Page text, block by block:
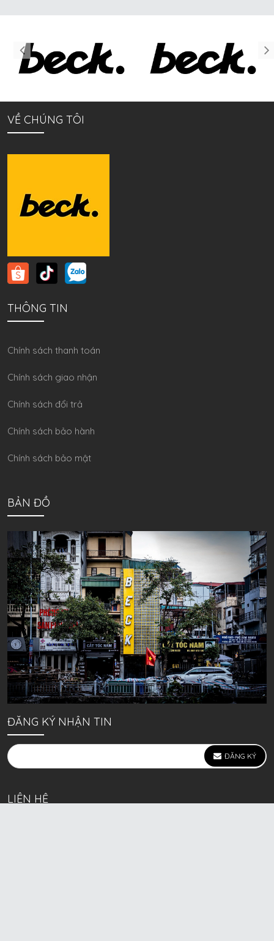
VỀ CHÚNG TÔI
THÔNG TIN
Chính sách thanh toán
Chính sách giao nhận
Chính sách đổi trả
Chính sách bảo hành
Chính sách bảo mật
BẢN ĐỒ
ĐĂNG KÝ NHẬN TIN
ĐĂNG KÝ
LIÊN HỆ